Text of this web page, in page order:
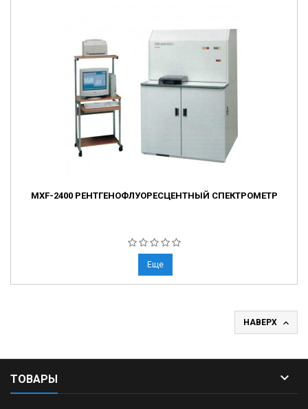
MXF-2400 РЕНТГЕНОФЛУОРЕСЦЕНТНЫЙ СПЕКТРОМЕТР
Еще
НАВЕРХ 
ТОВАРЫ 